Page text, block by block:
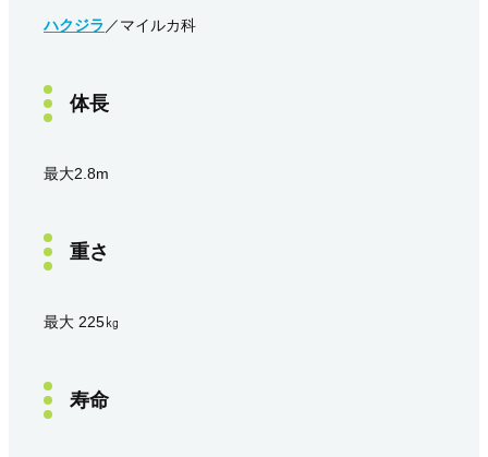
ハクジラ ／マイルカ科
体長
最大2.8m
重さ
最大 225㎏
寿命